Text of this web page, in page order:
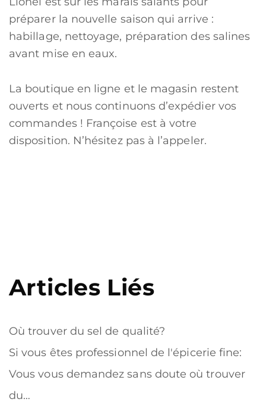
préparer la nouvelle saison qui arrive :
habillage, nettoyage, préparation des salines
avant mise en eaux.
La boutique en ligne et le magasin restent
ouverts et nous continuons d’expédier vos
commandes ! Françoise est à votre
disposition. N’hésitez pas à l’appeler.
Articles Liés
Où trouver du sel de qualité?
Si vous êtes professionnel de l'épicerie fine:
Vous vous demandez sans doute où trouver
du…